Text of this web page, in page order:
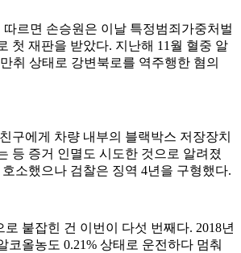
따르면 손승원은 이날 특정범죄가중처벌
첫 재판을 받았다. 지난해 11월 혈중 알
취 상태로 강변북로를 역주행한 혐의
구에게 차량 내부의 블랙박스 저장장치
등 증거 인멸도 시도한 것으로 알려졌
소했으나 검찰은 징역 4년을 구형했다.
붙잡힌 건 이번이 다섯 번째다. 2018년
코올농도 0.21% 상태로 운전하다 멈춰